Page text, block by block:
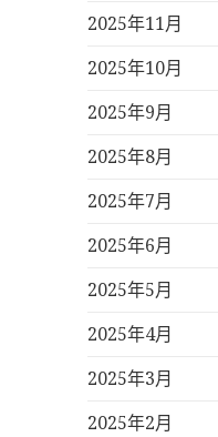
2025年11月
2025年10月
2025年9月
2025年8月
2025年7月
2025年6月
2025年5月
2025年4月
2025年3月
2025年2月